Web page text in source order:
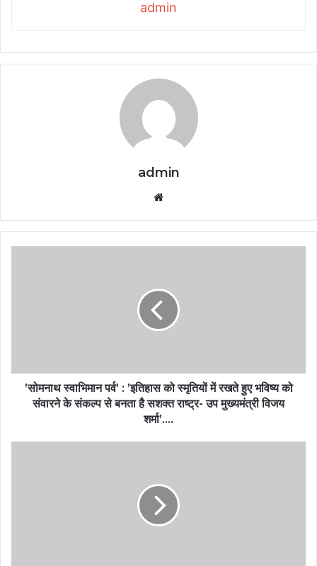
admin
admin
’सोमनाथ स्वाभिमान पर्व’ : ’इतिहास को स्मृतियों में रखते हुए भविष्य को
संवारने के संकल्प से बनता है सशक्त राष्ट्र- उप मुख्यमंत्री विजय
शर्मा’….